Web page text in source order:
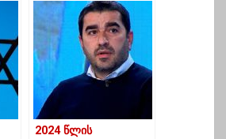
2024 წლის